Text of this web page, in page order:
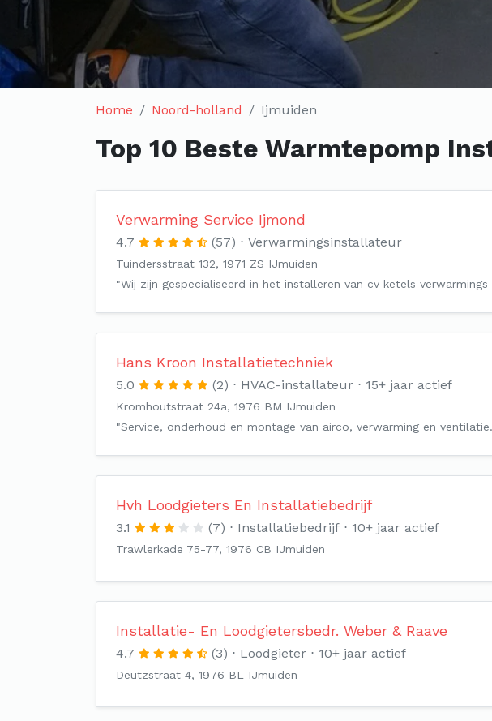
Home Noord-holland Ijmuiden
Top 10 Beste Warmtepomp
Verwarming Service Ijmond
4.7 (57) Verwarmingsinstallateur
Tuindersstraat 132, 1971 ZS IJmuiden
"Wij zijn gespecialiseerd in het installeren van cv ketels
Hans Kroon Installatietechniek
5.0 (2) HVAC-installateur 15+ jaar actief
Kromhoutstraat 24a, 1976 BM IJmuiden
"Service, onderhoud en montage van airco, verwarming en
Hvh Loodgieters En Installatiebedrijf
3.1 (7) Installatiebedrijf 10+ jaar actief
Trawlerkade 75-77, 1976 CB IJmuiden
Installatie- En Loodgietersbedr. Weber & Raave
4.7 (3) Loodgieter 10+ jaar actief
Deutzstraat 4, 1976 BL IJmuiden